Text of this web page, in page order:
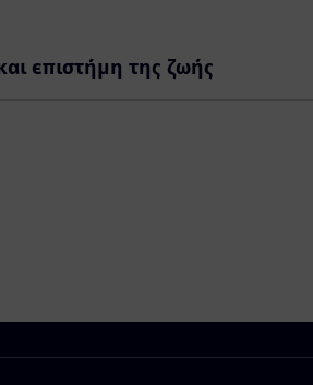
επιστήμη της ζωής